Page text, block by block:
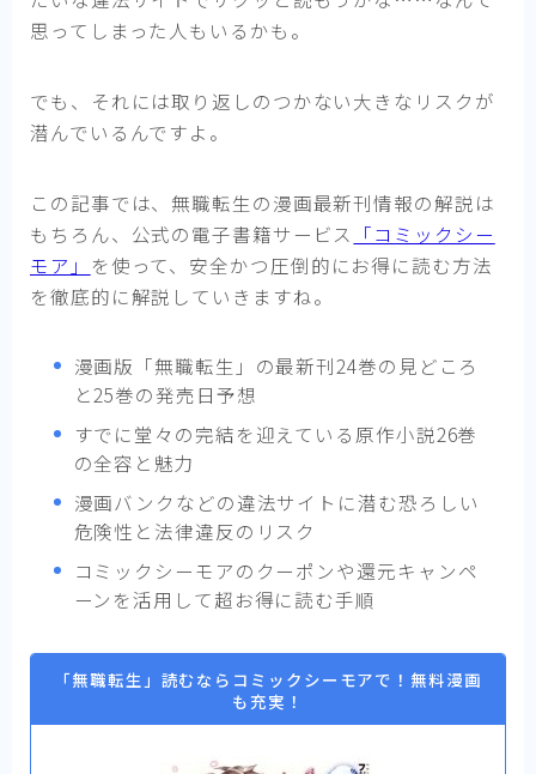
思ってしまった人もいるかも。
でも、それには取り返しのつかない大きなリスクが
潜んでいるんですよ。
この記事では、無職転生の漫画最新刊情報の解説は
もちろん、公式の電子書籍サービス
「コミックシー
モア」
を使って、安全かつ圧倒的にお得に読む方法
を徹底的に解説していきますね。
漫画版「無職転生」の最新刊24巻の見どころ
と25巻の発売日予想
すでに堂々の完結を迎えている原作小説26巻
の全容と魅力
漫画バンクなどの違法サイトに潜む恐ろしい
危険性と法律違反のリスク
コミックシーモアのクーポンや還元キャンペ
ーンを活用して超お得に読む手順
「無職転生」読むならコミックシーモアで！無料漫画
も充実！